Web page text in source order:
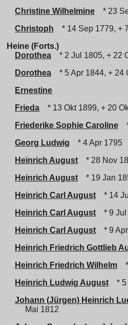
Christine Wilhelmine
* 23
Christoph
* 14 Sep 1779, +
Heine (Forts.)
Dorothea
* 2 Jul 1805, + 22
Dorothea
* 5 Apr 1844, + 24
Ernestine
Frieda
* 13 Okt 1899, + 20
Friederike Sophie Caroline
Georg Ludwig
* 4 Apr 1795
Heinrich August
* 28 Nov
Heinrich August
* 19 Jan
Heinrich Carl August
* 14
Heinrich Carl August
* 9
Heinrich Carl August
* 9
Heinrich Friedrich Gottlieb
Heinrich Friedrich Wilhelm
Heinrich Ludwig August
*
Johann (Jürgen) Heinrich
Mai 1812